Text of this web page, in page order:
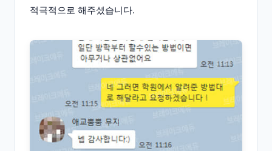
적극적으로 해주셨습니다.